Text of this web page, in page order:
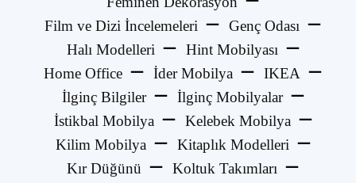
Film ve Dizi İncelemeleri
Genç Odası
Halı Modelleri
Hint Mobilyası
Home Office
İder Mobilya
IKEA
İlginç Bilgiler
İlginç Mobilyalar
İstikbal Mobilya
Kelebek Mobilya
Kilim Mobilya
Kitaplık Modelleri
Kır Düğünü
Koltuk Takımları